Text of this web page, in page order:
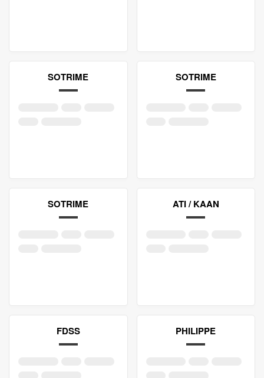
SOTRIME SOTRIME
SOTRIME ATI / KAAN
FDSS PHILIPPE